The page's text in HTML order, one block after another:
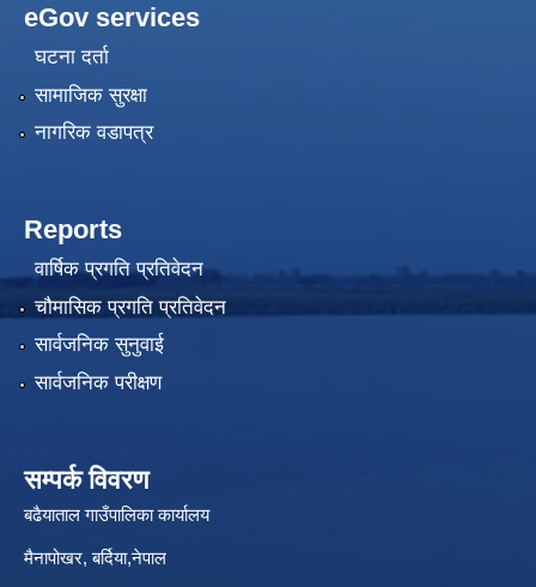
eGov services
घटना दर्ता
सामाजिक सुरक्षा
नागरिक वडापत्र
Reports
वार्षिक प्रगति प्रतिवेदन
चौमासिक प्रगति प्रतिवेदन
सार्वजनिक सुनुवाई
सार्वजनिक परीक्षण
सम्पर्क विवरण
बढैयाताल गाउँपालिका कार्यालय
मैनापोखर, बर्दिया,नेपाल